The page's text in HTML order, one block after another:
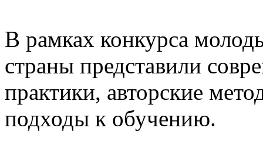
В рамках конкурса
страны представили
практики, авторские
подходы к обучению.